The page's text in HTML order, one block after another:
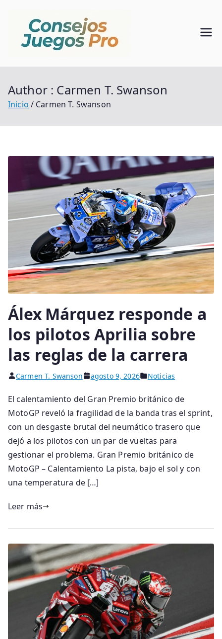
contenido
Consejo
Pro
Alma De Mundo Del
Author : Carmen T. Swanson
Inicio Carmen T. Swanson
Álex Márquez responde a
los pilotos Aprilia sobre
las reglas de la carrera
Carmen T. Swanson agosto 9, 2026 Noticias
El calentamiento del Gran Premio británico de
MotoGP reveló la fragilidad de la banda tras el sprint,
con un desgaste brutal del neumático trasero que
dejó a los pilotos con un par de vueltas para
gestionar el problema. Gran Premio británico de
MotoGP – Calentamiento La pista, bajo el sol y con
una temperatura de […]
Leer más